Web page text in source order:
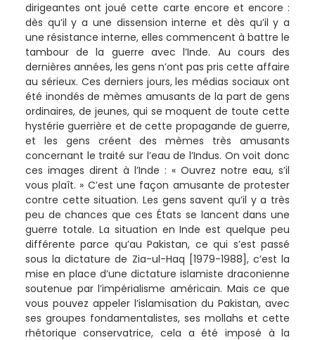
dirigeantes ont joué cette carte encore et encore :
dès qu’il y a une dissension interne et dès qu’il y a
une résistance interne, elles commencent à battre le
tambour de la guerre avec l’Inde. Au cours des
dernières années, les gens n’ont pas pris cette affaire
au sérieux. Ces derniers jours, les médias sociaux ont
été inondés de mèmes amusants de la part de gens
ordinaires, de jeunes, qui se moquent de toute cette
hystérie guerrière et de cette propagande de guerre,
et les gens créent des mèmes très amusants
concernant le traité sur l’eau de l’Indus. On voit donc
ces images dirent à l’Inde : « Ouvrez notre eau, s’il
vous plaît. » C’est une façon amusante de protester
contre cette situation. Les gens savent qu’il y a très
peu de chances que ces États se lancent dans une
guerre totale. La situation en Inde est quelque peu
différente parce qu’au Pakistan, ce qui s’est passé
sous la dictature de Zia-ul-Haq [1979-1988], c’est la
mise en place d’une dictature islamiste draconienne
soutenue par l’impérialisme américain. Mais ce que
vous pouvez appeler l’islamisation du Pakistan, avec
ses groupes fondamentalistes, ses mollahs et cette
rhétorique conservatrice, cela a été imposé à la